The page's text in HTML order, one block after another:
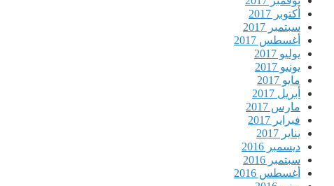
أكتوبر 2017
سبتمبر 2017
أغسطس 2017
يوليو 2017
يونيو 2017
مايو 2017
أبريل 2017
مارس 2017
فبراير 2017
يناير 2017
ديسمبر 2016
سبتمبر 2016
أغسطس 2016